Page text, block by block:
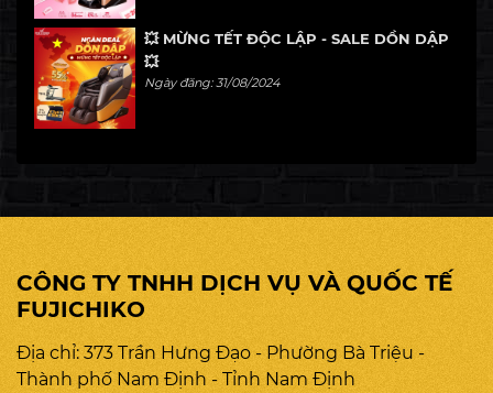
💥 MỪNG TẾT ĐỘC LẬP - SALE DỒN DẬP
💥
Ngày đăng: 31/08/2024
CÔNG TY TNHH DỊCH VỤ VÀ QUỐC TẾ
FUJICHIKO
Địa chỉ: 373 Trần Hưng Đạo - Phường Bà Triệu -
Thành phố Nam Định - Tỉnh Nam Định